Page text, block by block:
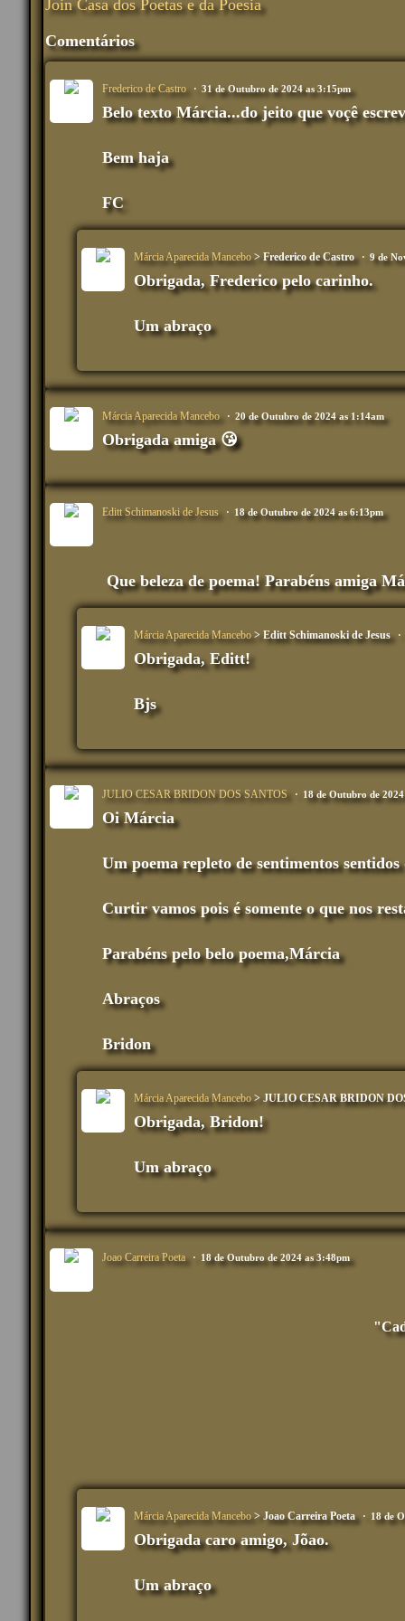
Join Casa dos Poetas e da Poesia
Comentários
Frederico de Castro 31 de Outubro de 2024 as 3:15pm
Belo texto Márcia...do jeito que voçê
Bem haja
FC
Márcia Aparecida Mancebo> Frederico de Castro 9 de
Obrigada, Frederico pelo carinho.
Um abraço
Márcia Aparecida Mancebo 20 de Outubro de 2024 as 1:14am
Obrigada amiga 😘
Editt Schimanoski de Jesus 18 de Outubro de 2024 as 6:13pm
Que beleza de poema! Parabéns amiga
Márcia Aparecida Mancebo> Editt Schimanoski de Jesus
Obrigada, Editt!
Bjs
JULIO CESAR BRIDON DOS SANTOS 18 de Outubro de
Oi Márcia
Um poema repleto de sentimentos
Curtir vamos pois é somente o que nos
Parabéns pelo belo poema,Márcia
Abraços
Bridon
Márcia Aparecida Mancebo> JULIO CESAR BRIDON
Obrigada, Bridon!
Um abraço
Joao Carreira Poeta 18 de Outubro de 2024 as 3:48pm
Márcia Aparecida Mancebo> Joao Carreira Poeta 18 de
Obrigada caro amigo, Jõao.
Um abraço